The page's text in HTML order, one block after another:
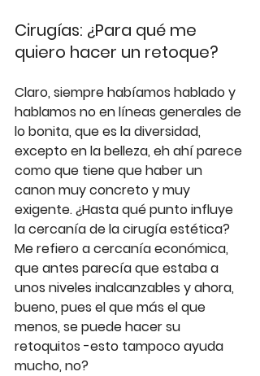
Cirugías: ¿Para qué me
quiero hacer un retoque?
Claro, siempre habíamos hablado y
hablamos no en líneas generales de
lo bonita, que es la diversidad,
excepto en la belleza, eh ahí parece
como que tiene que haber un
canon muy concreto y muy
exigente. ¿Hasta qué punto influye
la cercanía de la cirugía estética?
Me refiero a cercanía económica,
que antes parecía que estaba a
unos niveles inalcanzables y ahora,
bueno, pues el que más el que
menos, se puede hacer su
retoquitos -esto tampoco ayuda
mucho, no?